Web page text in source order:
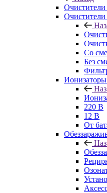
Очистители
Очистители
Cо
Без
Ионизаторы
220 В
12 В
От